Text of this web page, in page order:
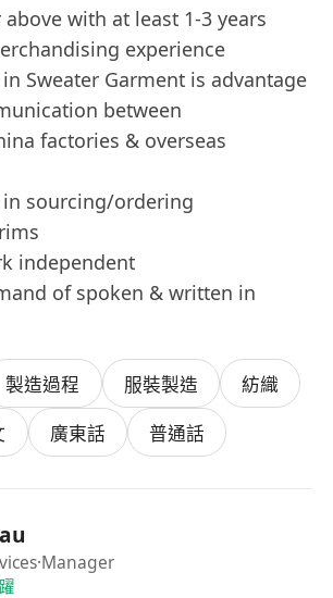
with at least 1-3 years
experience
Sweater Garment is advantage
between
factories & overseas
in sourcing/ordering
independent
of spoken & written in
製造過程 服裝製造
紡織
廣東話 普通話
·Manager